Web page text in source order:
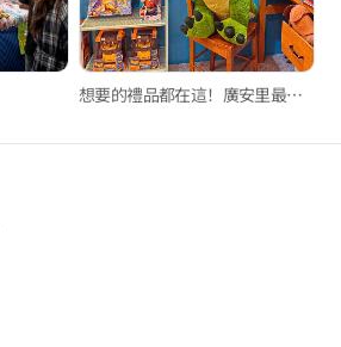
想要的禮品都在這！廣安里最大的禮品店「粉紅家」